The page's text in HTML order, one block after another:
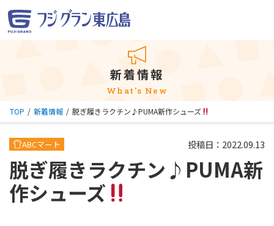
新着情報
What's New
TOP 新着情報 脱ぎ履きラクチン♪PUMA新作シューズ
ABCマート 投稿日：2022.09.13
脱ぎ履きラクチン♪PUMA新
作シューズ